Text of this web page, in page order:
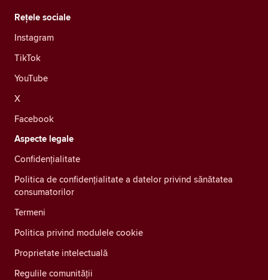
Rețele sociale
Instagram
TikTok
YouTube
X
Facebook
Aspecte legale
Confidenţialitate
Politica de confidențialitate a datelor privind sănătatea
consumatorilor
Termeni
Politica privind modulele cookie
Proprietate intelectuală
Regulile comunității